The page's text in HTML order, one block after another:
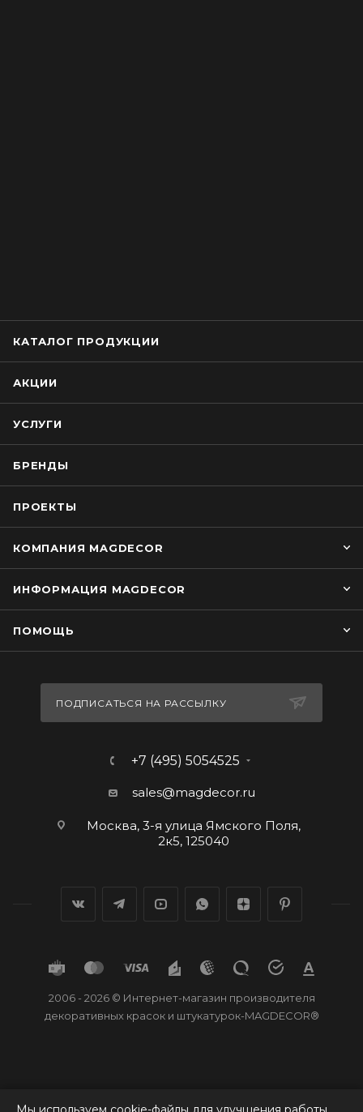
КАТАЛОГ ПРОДУКЦИИ
АКЦИИ
УСЛУГИ
БРЕНДЫ
ПРОЕКТЫ
КОМПАНИЯ MAGDECOR
ИНФОРМАЦИЯ MAGDECOR
ПОМОЩЬ
ПОДПИСАТЬСЯ НА РАССЫЛКУ
+7 (495) 5054525
sales@magdecor.ru
Москва, 3-я улица Ямского Поля,
2к5, 125040
2006 - 2026 © Интернет-магазин производителя
декоративных красок и штукатурок-MAGDECOR®